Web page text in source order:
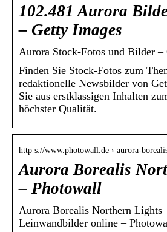
102.481 Aurora
– Getty Images
Aurora Stock-Fotos und Bilder –
Finden Sie Stock-Fotos zum
redaktionelle Newsbilder von
Sie aus erstklassigen Inhalten
höchster Qualität.
http s://www.photowall.de › aurora-
Aurora Borealis
– Photowall
Aurora Borealis Northern Lights
Leinwandbilder online –